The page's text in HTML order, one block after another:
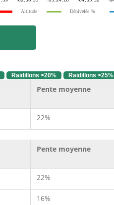
Altitude Dénivelée %
Raidillons >20% Raidillons >25%
Pente moyenne
22%
Pente moyenne
22%
16%